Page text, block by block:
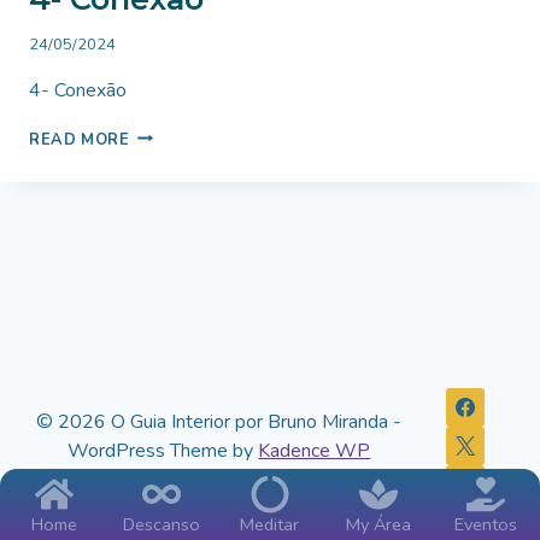
By
Miranda
24/05/2024
4- Conexão
READ MORE 4-
© 2026 O Guia Interior por Bruno Miranda -
WordPress Theme by Kadence WP
Home Descanso Meditar My Área Eventos